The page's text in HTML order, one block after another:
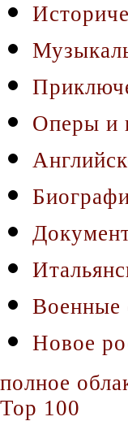
Оперы и
Новое
полное
Top 100